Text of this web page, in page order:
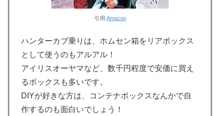
引用:Amazon
ハンターカブ乗りは、ホムセン箱をリアボックス
として使うのもアルアル！
アイリスオーヤマなど、数千円程度で安価に買え
るボックスも多いです。
DIYが好きな方は、コンテナボックスなんかで自
作するのも面白いでしょう！